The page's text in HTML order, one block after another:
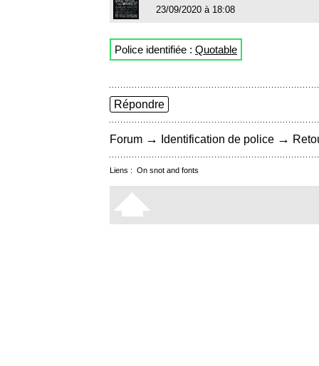
23/09/2020 à 18:08
Police identifiée : Quotable
Répondre
Forum → Identification de police →
Liens : On snot and fonts